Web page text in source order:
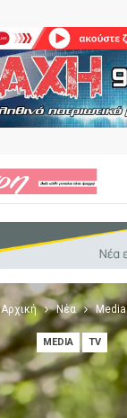
Αρχική Νέα Media
MEDIA TV